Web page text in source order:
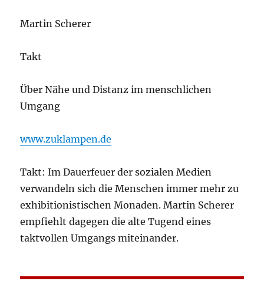
Martin Scherer
Takt
Über Nähe und Distanz im menschlichen
Umgang
www.zuklampen.de
Takt: Im Dauerfeuer der sozialen Medien
verwandeln sich die Menschen immer mehr zu
exhibitionistischen Monaden. Martin Scherer
empfiehlt dagegen die alte Tugend eines
taktvollen Umgangs miteinander.